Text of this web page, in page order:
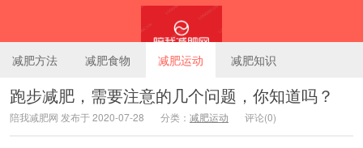
陪我减肥网
减肥方法 减肥食物 减肥运动 减肥知识
跑步减肥，需要注意的几个问题，你知道吗？
陪我减肥网 发布于 2020-07-28 分类： 减肥运动 评论(0)